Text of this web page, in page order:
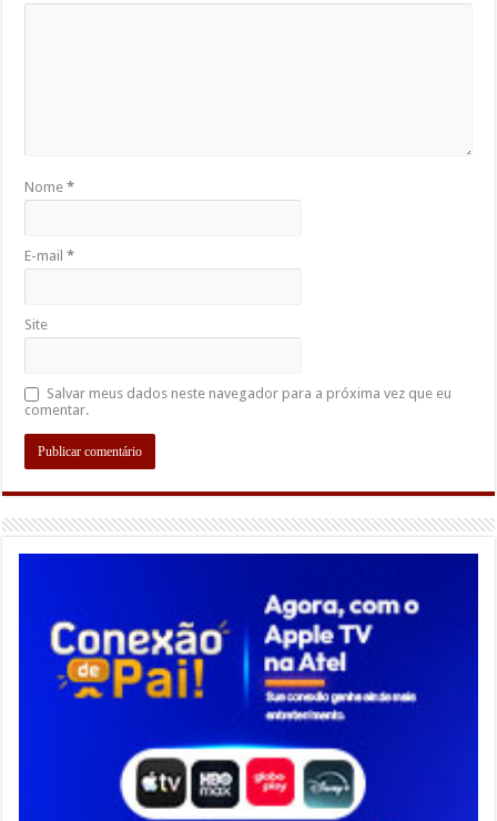
Nome*
E-mail*
Site
Salvar meus dados neste navegador para a próxima vez que eu
comentar.